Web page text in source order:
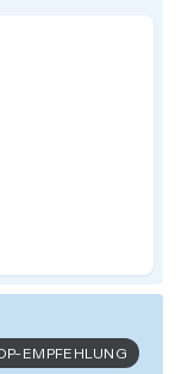
EMPFEHLUNG